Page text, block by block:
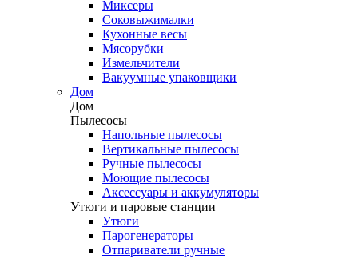
Миксеры
Соковыжималки
Кухонные весы
Мясорубки
Измельчители
Вакуумные упаковщики
Дом
Дом
Пылесосы
Напольные пылесосы
Вертикальные пылесосы
Ручные пылесосы
Моющие пылесосы
Аксессуары и аккумуляторы
Утюги и паровые станции
Утюги
Парогенераторы
Отпариватели ручные